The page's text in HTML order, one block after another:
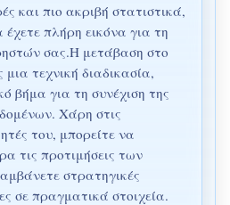
και πιο ακριβή στατιστικά,
πλήρη εικόνα για τη
σας.Η μετάβαση στο
τεχνική διαδικασία,
βήμα για τη συνέχιση της
Χάρη στις
του, μπορείτε να
τις προτιμήσεις των
στρατηγικές
σε πραγματικά στοιχεία.